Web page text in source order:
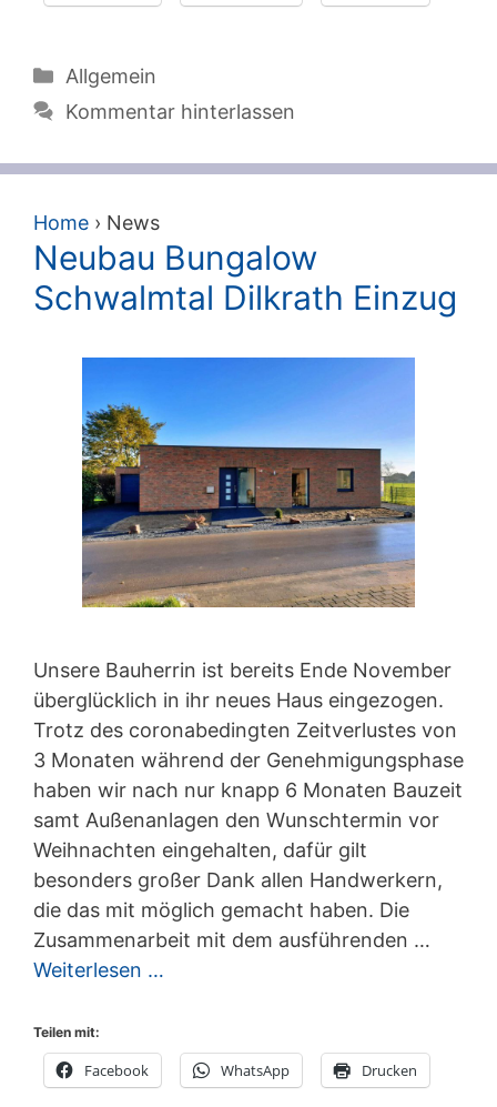
Kategorien
Allgemein
Kommentar hinterlassen
Home › News
Neubau Bungalow
Schwalmtal Dilkrath Einzug
Unsere Bauherrin ist bereits Ende November
überglücklich in ihr neues Haus eingezogen.
Trotz des coronabedingten Zeitverlustes von
3 Monaten während der Genehmigungsphase
haben wir nach nur knapp 6 Monaten Bauzeit
samt Außenanlagen den Wunschtermin vor
Weihnachten eingehalten, dafür gilt
besonders großer Dank allen Handwerkern,
die das mit möglich gemacht haben. Die
Zusammenarbeit mit dem ausführenden …
Weiterlesen …
Teilen mit:
Facebook WhatsApp Drucken